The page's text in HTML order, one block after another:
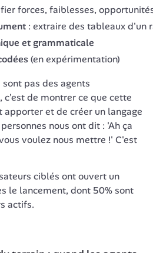
forces, faiblesses,
: extraire des tableaux d'un
et grammaticale
(en expérimentation)
sont pas des agents
c'est de montrer ce que cette
et de créer un langage
nous ont dit : 'Ah ça
voulez nous mettre !' C'est
ciblés ont ouvert un
le lancement, dont 50% sont
actifs.